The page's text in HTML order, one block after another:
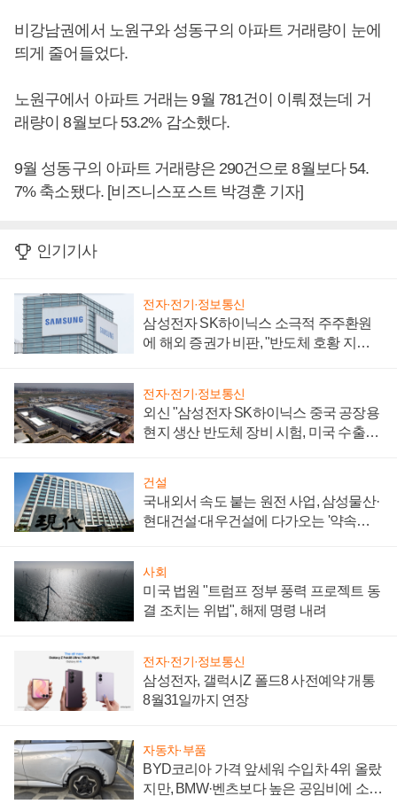
비강남권에서 노원구와 성동구의 아파트 거래량이 눈에
띄게 줄어들었다.
노원구에서 아파트 거래는 9월 781건이 이뤄졌는데 거
래량이 8월보다 53.2% 감소했다.
9월 성동구의 아파트 거래량은 290건으로 8월보다 54.
7% 축소됐다. [비즈니스포스트 박경훈 기자]
인기기사
전자·전기·정보통신
삼성전자 SK하이닉스 소극적 주주환원
에 해외 증권가 비판, "반도체 호황 지속
전자·전기·정보통신
외신 "삼성전자 SK하이닉스 중국 공장용
현지 생산 반도체 장비 시험, 미국 수출통
건설
국내외서 속도 붙는 원전 사업, 삼성물산·
현대건설·대우건설에 다가오는 '약속의
사회
미국 법원 "트럼프 정부 풍력 프로젝트 동
결 조치는 위법", 해제 명령 내려
전자·전기·정보통신
삼성전자, 갤럭시Z 폴드8 사전예약 개통
8월31일까지 연장
자동차·부품
BYD코리아 가격 앞세워 수입차 4위 올랐
지만, BMW·벤츠보다 높은 공임비에 소비